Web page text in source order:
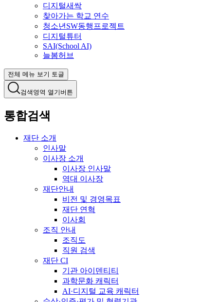
디지털새싹
찾아가는 학교 연수
청소년SW동행프로젝트
디지털튜터
SAI(School AI)
늘봄허브
전체 메뉴 보기 토글
검색영역 열기버튼
통합검색
재단 소개
인사말
이사장 소개
이사장 인사말
역대 이사장
재단안내
비전 및 경영목표
재단 연혁
이사회
조직 안내
조직도
직원 검색
재단 CI
기관 아이덴티티
과학문화 캐릭터
AI·디지털 교육 캐릭터